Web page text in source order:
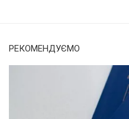
РЕКОМЕНДУЄМО